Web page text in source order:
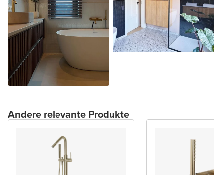
Andere relevante Produkte